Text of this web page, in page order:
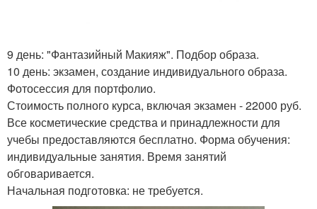
9 день: "Фантазийный Макияж". Подбор образа.
10 день: экзамен, создание индивидуального образа.
Фотосессия для портфолио.
Стоимость полного курса, включая экзамен - 22000 руб.
Все косметические средства и принадлежности для
учебы предоставляются бесплатно. Форма обучения:
индивидуальные занятия. Время занятий
обговаривается.
Начальная подготовка: не требуется.